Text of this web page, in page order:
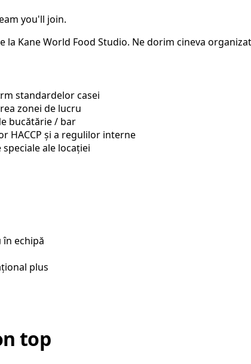
you'll join.
la Kane World Food Studio. Ne dorim cineva
standardelor casei
zonei de lucru
bucătărie / bar
HACCP și a regulilor interne
ale locației
echipă
plus
top